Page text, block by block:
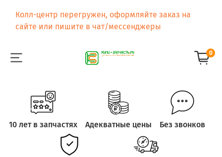
Колл-центр перегружен, оформляйте заказ на
сайте или пишите в чат/мессенджеры
0
10 лет в запчастях Адекватные цены Без звонков